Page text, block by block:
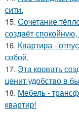
сити.
15. Сочетание
создаёт
16. Квартира -
собой.
17. Эта кровать
ценит удобство в
18. Мебель -
квартир!